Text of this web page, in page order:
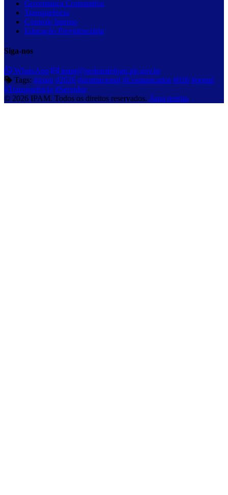
Governança Corporativa
Transparência
Controle Interno
Educação Previdenciária
Siga-nos
WhatsApp
ipam@pedrasdefogo.pb.gov.br
Tags: #ipam #2026 #institucional #Comunicados #026 #portal
#Transparência #Servidor
© 2026 IPAM. Todos os direitos reservados. Área restrita